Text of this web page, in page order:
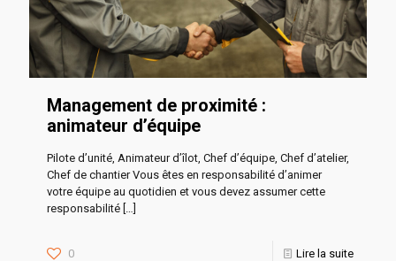
Management de proximité :
animateur d’équipe
Pilote d’unité, Animateur d’îlot, Chef d’équipe, Chef d’atelier,
Chef de chantier Vous êtes en responsabilité d’animer
votre équipe au quotidien et vous devez assumer cette
responsabilité
0 Lire la suite